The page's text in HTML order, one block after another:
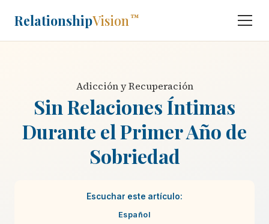
RelationshipVision ™
Adicción y Recuperación
Sin Relaciones Íntimas
Durante el Primer Año de
Sobriedad
Escuchar este artículo:
Español